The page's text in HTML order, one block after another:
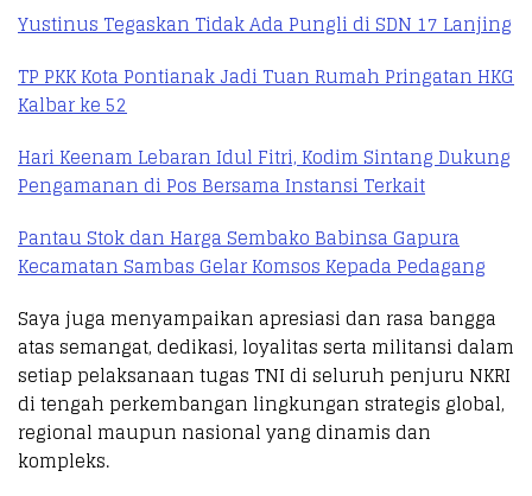
Yustinus Tegaskan Tidak Ada Pungli di SDN 17 Lanjing
TP PKK Kota Pontianak Jadi Tuan Rumah Pringatan HKG
Kalbar ke 52
Hari Keenam Lebaran Idul Fitri, Kodim Sintang Dukung
Pengamanan di Pos Bersama Instansi Terkait
Pantau Stok dan Harga Sembako Babinsa Gapura
Kecamatan Sambas Gelar Komsos Kepada Pedagang
Saya juga menyampaikan apresiasi dan rasa bangga
atas semangat, dedikasi, loyalitas serta militansi dalam
setiap pelaksanaan tugas TNI di seluruh penjuru NKRI
di tengah perkembangan lingkungan strategis global,
regional maupun nasional yang dinamis dan
kompleks.